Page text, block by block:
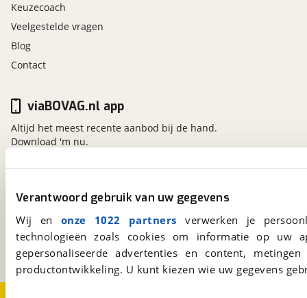
Verantwoord gebruik van uw gegevens
Wij en onze 1022 partners verwerken je
technologieën zoals cookies om informatie op
gepersonaliseerde advertenties en content,
productontwikkeling. U kunt kiezen wie uw gegevens
Keuzecoach
Veelgestelde vragen
Blog
Contact
viaBOVAG.nl
Kosterijland 15
3981 AJ
Bunnik
Een initiatief van
BOVAG
viaBOVAG.nl app
Altijd het meest recente aanbod bij de hand.
Download 'm nu.